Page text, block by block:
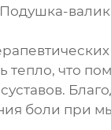
тепло, что
боли при